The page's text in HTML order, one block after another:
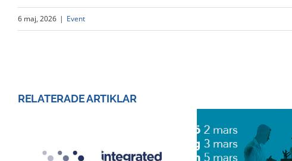
6 maj, 2026 | Event
RELATERADE ARTIKLAR